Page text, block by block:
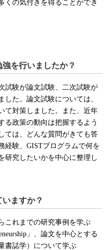
くの気付きを得ることができ
を行いましたか？
試験が論文試験、二次試験が
た。論文試験については、
て対策しました。また、近年
る政策の動向は把握するよう
ては、どんな質問がきても答
経験、 GISTプログラムで何を
研究したいかを中心に整理し
ますか？
これまでの研究事例を学ぶ
」、論文を中心とする
書誌学）について学ぶ